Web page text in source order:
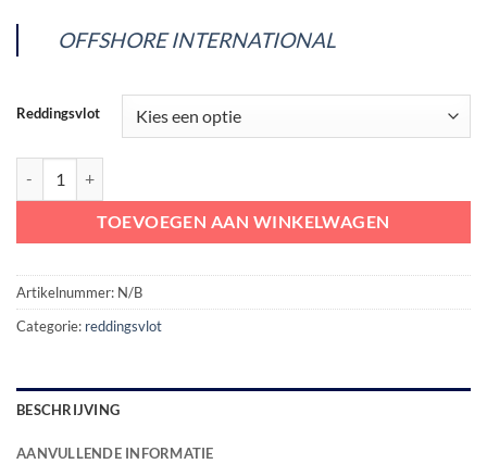
OFFSHORE INTERNATIONAL
Reddingsvlot
TOEVOEGEN AAN WINKELWAGEN
Artikelnummer: N/B
Categorie: reddingsvlot
BESCHRIJVING
AANVULLENDE INFORMATIE